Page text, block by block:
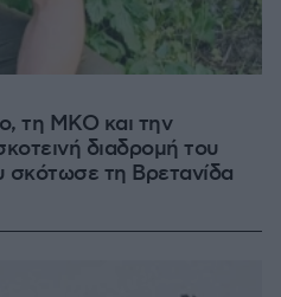
τη ΜΚΟ και την
διαδρομή του
τη Βρετανίδα